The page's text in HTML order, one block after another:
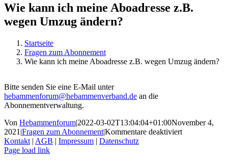
Wie kann ich meine Aboadresse z.B.
wegen Umzug ändern?
Startseite
Fragen zum Abonnement
Wie kann ich meine Aboadresse z.B. wegen Umzug ändern?
Bitte senden Sie eine E-Mail unter
hebammenforum@hebammenverband.de an die
Abonnementverwaltung.
Von Hebammenforum|2022-03-02T13:04:04+01:00November 4,
2021 |Fragen zum Abonnement|Kommentare deaktiviertfür
Kontakt | AGB | Impressum | Datenschutz
Page load link